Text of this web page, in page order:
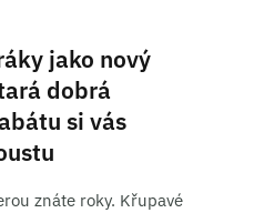
jako nový
dobrá
si vás
znáte roky. Křupavé